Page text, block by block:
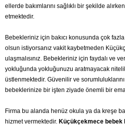
ellerde bakımlarını sağlıklı bir şekilde
etmektedir.
Bebekleriniz için bakıcı konusunda çok
olsun istiyorsanız vakit kaybetmeden
ulaşmalısınız. Bebekleriniz için faydalı ve
yokluğunda yokluğunuzu aratmayacak
üstlenmektedir. Güvenilir ve
bebeklerinize bir işten ziyade önemli bir
Firma bu alanda henüz okula ya da kreşe
hizmet vermektedir. Küçükçekmece bebek